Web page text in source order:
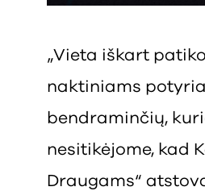
„Vieta iškart
naktiniams
bendraminčių,
nesitikėjome, kad
Draugams“